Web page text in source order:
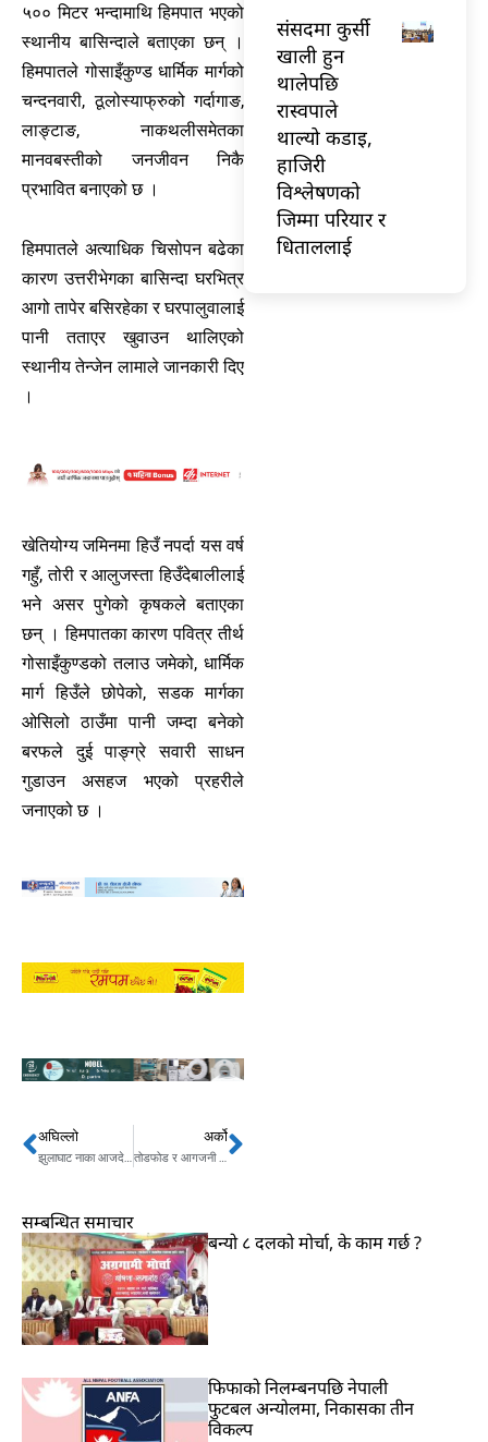
५०० मिटर भन्दामाथि हिमपात भएको
स्थानीय बासिन्दाले बताएका छन् ।
हिमपातले गोसाइँकुण्ड धार्मिक मार्गको
चन्दनवारी, ठूलोस्याफ्रुको गर्दागाङ,
लाङ्टाङ, नाकथलीसमेतका
मानवबस्तीको जनजीवन निकै
प्रभावित बनाएको छ ।
हिमपातले अत्याधिक चिसोपन बढेका
कारण उत्तरीभेगका बासिन्दा घरभित्र
आगो तापेर बसिरहेका र घरपालुवालाई
पानी तताएर खुवाउन थालिएको
स्थानीय तेन्जेन लामाले जानकारी दिए
।
खेतियोग्य जमिनमा हिउँ नपर्दा यस वर्ष
गहुँ, तोरी र आलुजस्ता हिउँदेबालीलाई
भने असर पुगेको कृषकले बताएका
छन् । हिमपातका कारण पवित्र तीर्थ
गोसाइँकुण्डको तलाउ जमेको, धार्मिक
मार्ग हिउँले छोपेको, सडक मार्गका
ओसिलो ठाउँमा पानी जम्दा बनेको
बरफले दुई पाङ्ग्रे सवारी साधन
गुडाउन असहज भएको प्रहरीले
जनाएको छ ।
Prev
अघिल्लो अर्कोNext
संसदमा कुर्सी
खाली हुन
थालेपछि
रास्वपाले
थाल्यो कडाइ,
हाजिरी
विश्लेषणको
जिम्मा परियार र
धिताललाई
सम्बन्धित समाचार
बन्यो ८ दलको मोर्चा, के काम गर्छ ?
फिफाको निलम्बनपछि नेपाली
फुटबल अन्योलमा, निकासका तीन
विकल्प